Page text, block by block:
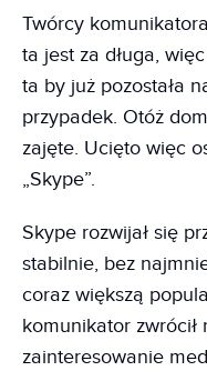
Twórcy
ta jest za długa,
ta by już pozostała
przypadek. Otóż
zajęte. Ucięto więc
„Skype”.
Skype rozwijał się
stabilnie, bez
coraz większą
komunikator
zainteresowanie